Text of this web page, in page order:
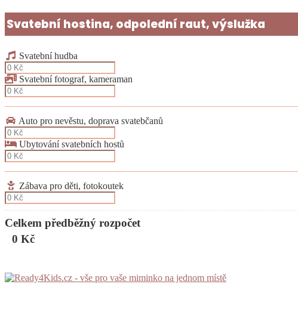
Svatební hostina, odpolední raut, výslužka
Svatební hudba
Svatební fotograf, kameraman
Auto pro nevěstu, doprava svatebčanů
Ubytování svatebních hostů
Zábava pro děti, fotokoutek
Celkem předběžný rozpočet
0 Kč